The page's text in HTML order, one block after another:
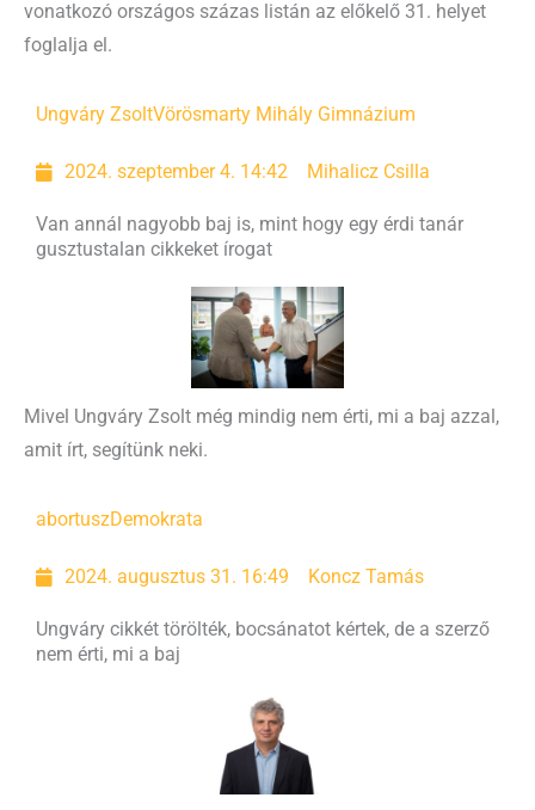
vonatkozó országos százas listán az előkelő 31. helyet
foglalja el.
Ungváry ZsoltVörösmarty Mihály Gimnázium
2024. szeptember 4. 14:42 Mihalicz Csilla
Van annál nagyobb baj is, mint hogy egy érdi tanár
gusztustalan cikkeket írogat
Mivel Ungváry Zsolt még mindig nem érti, mi a baj azzal,
amit írt, segítünk neki.
abortuszDemokrata
2024. augusztus 31. 16:49 Koncz Tamás
Ungváry cikkét törölték, bocsánatot kértek, de a szerző
nem érti, mi a baj